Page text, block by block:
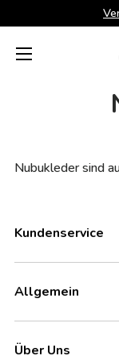
Direkt zum
Menü
Nubukleder sind
Kundenservice
Allgemein
Über Uns